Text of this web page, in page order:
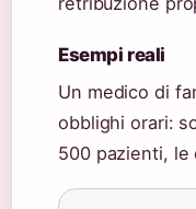
Esempi reali
Un medico di
obblighi orari:
500 pazienti, le